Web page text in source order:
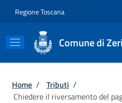
Regione Toscana
Comune di Zeri
Briciole di pane
Home / Tributi /
Chiedere il riversamento del